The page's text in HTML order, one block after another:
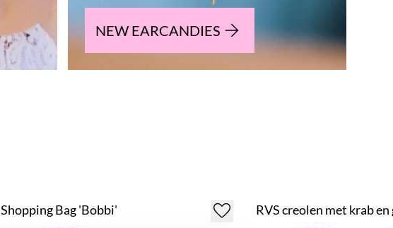
NEW EARCANDIES
Shopping Bag 'Bobbi' RVS creolen met krab